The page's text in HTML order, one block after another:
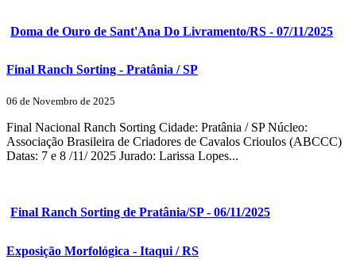
Doma de Ouro de Sant'Ana Do Livramento/RS - 07/11/2025
Final Ranch Sorting - Pratânia / SP
06 de Novembro de 2025
Final Nacional Ranch Sorting Cidade: Pratânia / SP Núcleo:
Associação Brasileira de Criadores de Cavalos Crioulos (ABCCC)
Datas: 7 e 8 /11/ 2025 Jurado: Larissa Lopes...
Final Ranch Sorting de Pratânia/SP - 06/11/2025
Exposição Morfológica - Itaqui / RS